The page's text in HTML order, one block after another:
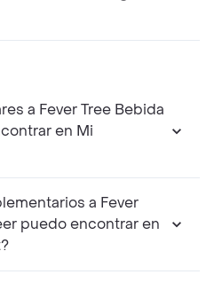
a Fever Tree Bebida
en Mi
a Fever
puedo encontrar en